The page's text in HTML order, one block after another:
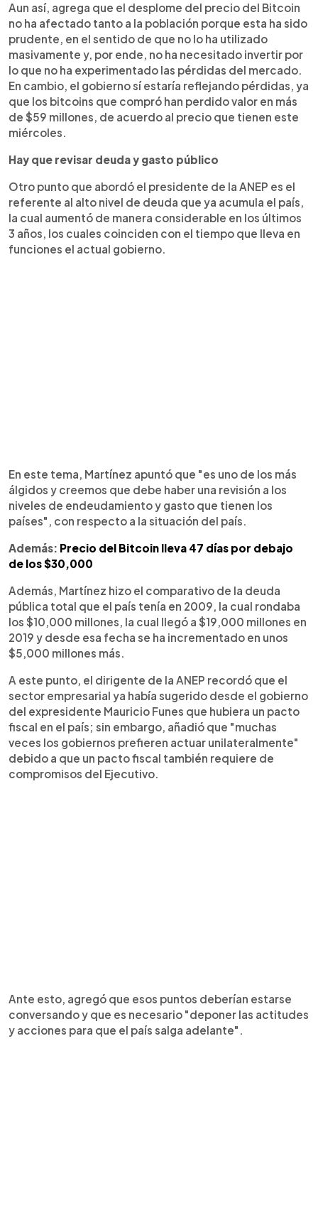
Aun así, agrega que el desplome del precio del Bitcoin
no ha afectado tanto a la población porque esta ha sido
prudente, en el sentido de que no lo ha utilizado
masivamente y, por ende, no ha necesitado invertir por
lo que no ha experimentado las pérdidas del mercado.
En cambio, el gobierno sí estaría reflejando pérdidas, ya
que los bitcoins que compró han perdido valor en más
de $59 millones, de acuerdo al precio que tienen este
miércoles.
Hay que revisar deuda y gasto público
Otro punto que abordó el presidente de la ANEP es el
referente al alto nivel de deuda que ya acumula el país,
la cual aumentó de manera considerable en los últimos
3 años, los cuales coinciden con el tiempo que lleva en
funciones el actual gobierno.
En este tema, Martínez apuntó que "es uno de los más
álgidos y creemos que debe haber una revisión a los
niveles de endeudamiento y gasto que tienen los
países", con respecto a la situación del país.
Además: Precio del Bitcoin lleva 47 días por debajo
de los $30,000
Además, Martínez hizo el comparativo de la deuda
pública total que el país tenía en 2009, la cual rondaba
los $10,000 millones, la cual llegó a $19,000 millones en
2019 y desde esa fecha se ha incrementado en unos
$5,000 millones más.
A este punto, el dirigente de la ANEP recordó que el
sector empresarial ya había sugerido desde el gobierno
del expresidente Mauricio Funes que hubiera un pacto
fiscal en el país; sin embargo, añadió que "muchas
veces los gobiernos prefieren actuar unilateralmente"
debido a que un pacto fiscal también requiere de
compromisos del Ejecutivo.
Ante esto, agregó que esos puntos deberían estarse
conversando y que es necesario "deponer las actitudes
y acciones para que el país salga adelante".